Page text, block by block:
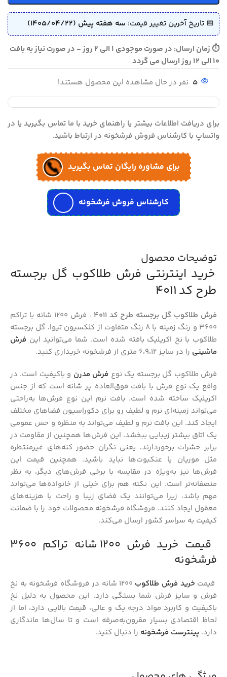
📅 تاریخ آخرین تغییر قیمت: سه هفته پیش (1405/04/22)
⏱ زمان ارسال: در صورت موجودی 1 الی 2 روز - در صورت نیاز به بافت
10 الی 12 روز ارسال می گردد
5 نفر در حال مشاهده این محصول هستند!
برای دریافت اطلاعات بیشتر یا راهنمای خرید با ما تماس بگیرید یا در
واتساپ با کارشناس فروش فرشخونه در ارتباط باشید.
برای مشاوره رایگان تماس بگیرید
کارشناس فروش فرشخونه
توضیحات محصول
خرید اینترنتی فرش طلاکوب گل برجسته
طرح کد 4011
فرش طلاکوب گل برجسته طرح کد 4011
، فرش ۱۲۰۰ شانه با تراکم
۳۶۰۰ و رنگ زمینه با ۸ رنگ متفاوت از کلکسیون تیوا، گل برجسته
طلاکوب با نخ اکریلیک بافته شده است. شما می‌توانید این فرش
ماشینی را در سایز ۶،۹،۱۲ متری از فرشخونه خریداری کنید.
فرش طلاکوب گل برجسته یک نوع فرش مدرن و باکیفیت است. در
واقع یک نوع فرش با بافت فوق‌العاده پر شانه است که از جنس
اکریلیک ساخته شده است. بافت نرم این نوع فرش‌ها به‌راحتی
می‌تواند زمینه‌ای نرم و لطیف رو برای دکوراسیون فضاهای مختلف
ایجاد کند. این بافت نرم و لطیف می‌تواند به منظره و حس عمومی
یک اتاق بیشتر زیبایی ببخشد. این فرش‌ها همچنین از مقاومت در
برابر حشرات برخوردارند، یعنی نگران حضور کنه‌های غیرمنتظره
مثل موریان یا عنکبوت‌ها نباید باشید. همچنین قیمت این
فرش‌ها نیز به‌ویژه در مقایسه با برخی فرش‌های دیگر، به نظر
منصفانه‌تر است. این نکته هم برای خیلی از خانواده‌ها می‌تواند
مهم باشد، زیرا می‌توانند یک فضای زیبا و راحت با هزینه‌های
معقول ایجاد کنند. فروشگاه فرشخونه محصولات خود را با ضمانت
کیفیت به سراسر کشور ارسال می‌کند.
قیمت خرید فرش ۱۲۰۰ شانه تراکم ۳۶۰۰
فرشخونه
قیمت خرید فرش طلاکوب
۱۲۰۰ شانه در فروشگاه فرشخونه به نخ
فرش و سایز فرش شما بستگی دارد. این محصول به دلیل نخ
باکیفیت و کاربرد مواد درجه یک و عالی، قیمت بالایی دارد، اما از
لحاظ اقتصادی بسیار مقرون‌به‌صرفه است و تا سال‌ها ماندگاری
دارد. پینترست فرشخونه را دنبال کنید.